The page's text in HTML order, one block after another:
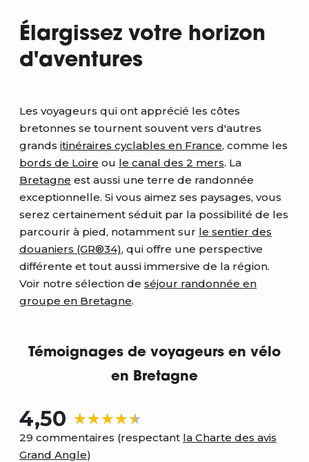
Élargissez votre horizon
d'aventures
Les voyageurs qui ont apprécié les côtes
bretonnes se tournent souvent vers d'autres
grands itinéraires cyclables en France, comme les
bords de Loire ou le canal des 2 mers. La
Bretagne est aussi une terre de randonnée
exceptionnelle. Si vous aimez ses paysages, vous
serez certainement séduit par la possibilité de les
parcourir à pied, notamment sur le sentier des
douaniers (GR®34), qui offre une perspective
différente et tout aussi immersive de la région.
Voir notre sélection de séjour randonnée en
groupe en Bretagne.
Témoignages de voyageurs en vélo
en Bretagne
4,50
29 commentaires (respectant la Charte des avis
Grand Angle)